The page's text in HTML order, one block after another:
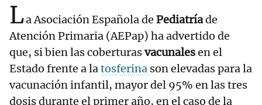
La Asociación Española de Pediatríade
Atención Primaria (AEPap) ha advertido de
que, si bien las coberturasvacunalesen el
Estado frente a latosferina son elevadas para la
vacunación infantil, mayor del 95% en las tres
dosis durante el primer año, en el caso de la